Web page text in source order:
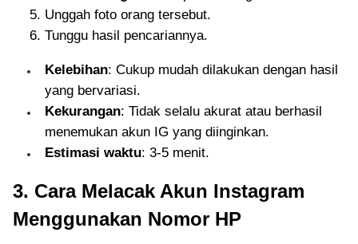
Unggah foto orang tersebut.
Tunggu hasil pencariannya.
Kelebihan: Cukup mudah dilakukan dengan hasil
yang bervariasi.
Kekurangan: Tidak selalu akurat atau berhasil
menemukan akun IG yang diinginkan.
Estimasi waktu: 3-5 menit.
3. Cara Melacak Akun Instagram
Menggunakan Nomor HP